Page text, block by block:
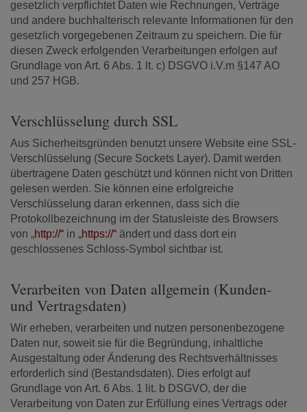
gesetzlich verpflichtet Daten wie Rechnungen, Verträge
und andere buchhalterisch relevante Informationen für den
gesetzlich vorgegebenen Zeitraum zu speichern. Die für
diesen Zweck erfolgenden Verarbeitungen erfolgen auf
Grundlage von Art. 6 Abs. 1 lt. c) DSGVO i.V.m §147 AO
und 257 HGB.
Verschlüsselung durch SSL
Aus Sicherheitsgründen benutzt unsere Website eine SSL-
Verschlüsselung (Secure Sockets Layer). Damit werden
übertragene Daten geschützt und können nicht von Dritten
gelesen werden. Sie können eine erfolgreiche
Verschlüsselung daran erkennen, dass sich die
Protokollbezeichnung im der Statusleiste des Browsers
von „http://“ in „https://“ ändert und dass dort ein
geschlossenes Schloss-Symbol sichtbar ist.
Verarbeiten von Daten allgemein (Kunden-
und Vertragsdaten)
Wir erheben, verarbeiten und nutzen personenbezogene
Daten nur, soweit sie für die Begründung, inhaltliche
Ausgestaltung oder Änderung des Rechtsverhältnisses
erforderlich sind (Bestandsdaten). Dies erfolgt auf
Grundlage von Art. 6 Abs. 1 lit. b DSGVO, der die
Verarbeitung von Daten zur Erfüllung eines Vertrags oder